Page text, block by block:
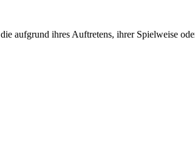
aufgrund ihres Auftretens, ihrer Spielweise